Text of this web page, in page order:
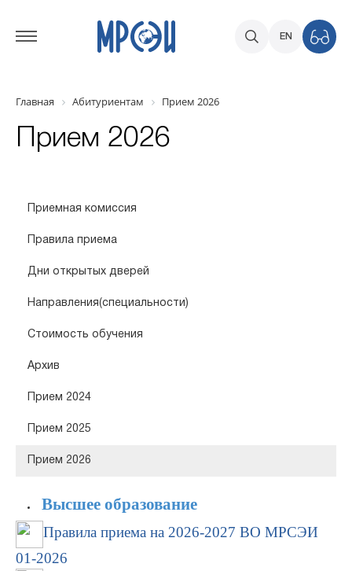
EN
Главная Абитуриентам Прием 2026
Прием 2026
Приемная комиссия
Правила приема
Дни открытых дверей
Направления(специальности)
Стоимость обучения
Архив
Прием 2024
Прием 2025
Прием 2026
Высшее образование
Правила приема на 2026-2027 ВО МРСЭИ
01-2026